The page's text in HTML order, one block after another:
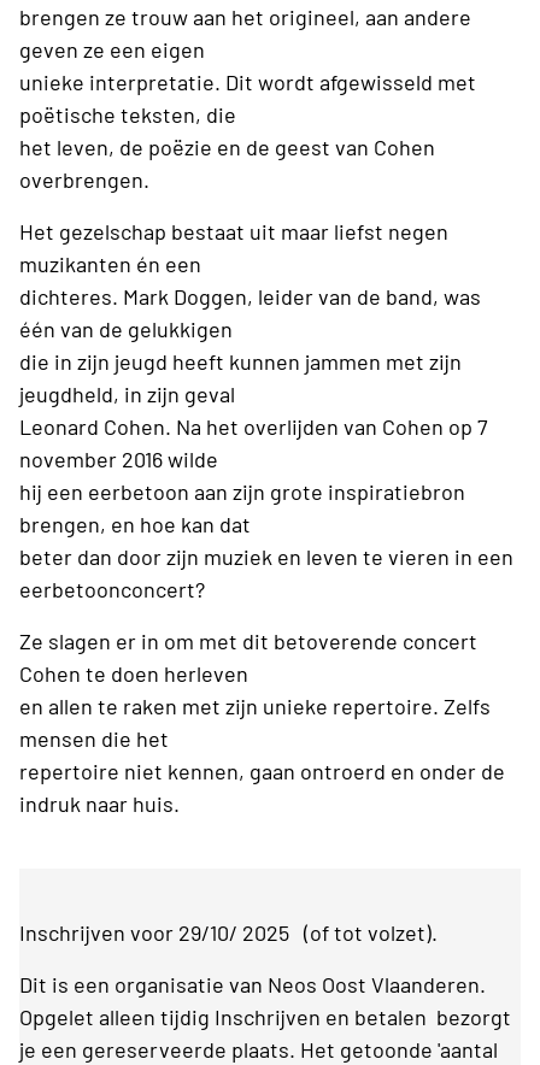
brengen ze trouw aan het origineel, aan andere
geven ze een eigen
unieke interpretatie. Dit wordt afgewisseld met
poëtische teksten, die
het leven, de poëzie en de geest van Cohen
overbrengen.
Het gezelschap bestaat uit maar liefst negen
muzikanten én een
dichteres. Mark Doggen, leider van de band, was
één van de gelukkigen
die in zijn jeugd heeft kunnen jammen met zijn
jeugdheld, in zijn geval
Leonard Cohen. Na het overlijden van Cohen op 7
november 2016 wilde
hij een eerbetoon aan zijn grote inspiratiebron
brengen, en hoe kan dat
beter dan door zijn muziek en leven te vieren in een
eerbetoonconcert?
Ze slagen er in om met dit betoverende concert
Cohen te doen herleven
en allen te raken met zijn unieke repertoire. Zelfs
mensen die het
repertoire niet kennen, gaan ontroerd en onder de
indruk naar huis.
Inschrijven voor 29/10/ 2025 (of tot volzet).
Dit is een organisatie van Neos Oost Vlaanderen.
Opgelet alleen tijdig Inschrijven en betalen bezorgt
je een gereserveerde plaats. Het getoonde 'aantal